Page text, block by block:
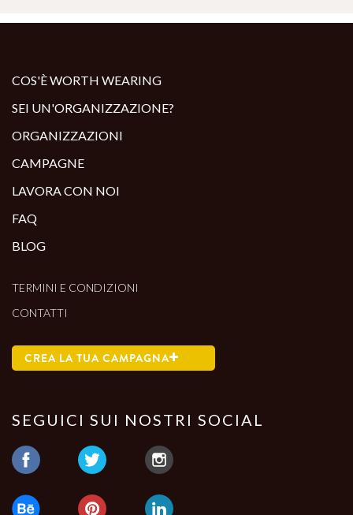
COS'È WORTH WEARING
SEI UN'ORGANIZZAZIONE?
ORGANIZZAZIONI
CAMPAGNE
LAVORA CON NOI
FAQ
BLOG
TERMINI E CONDIZIONI
CONTATTI
CREA LA TUA CAMPAGNA
SEGUICI SUI NOSTRI SOCIAL